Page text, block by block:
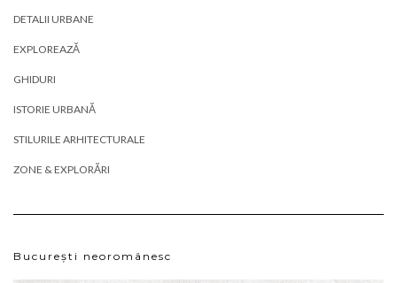
DETALII URBANE
EXPLOREAZĂ
GHIDURI
ISTORIE URBANĂ
STILURILE ARHITECTURALE
ZONE & EXPLORĂRI
București neoromânesc